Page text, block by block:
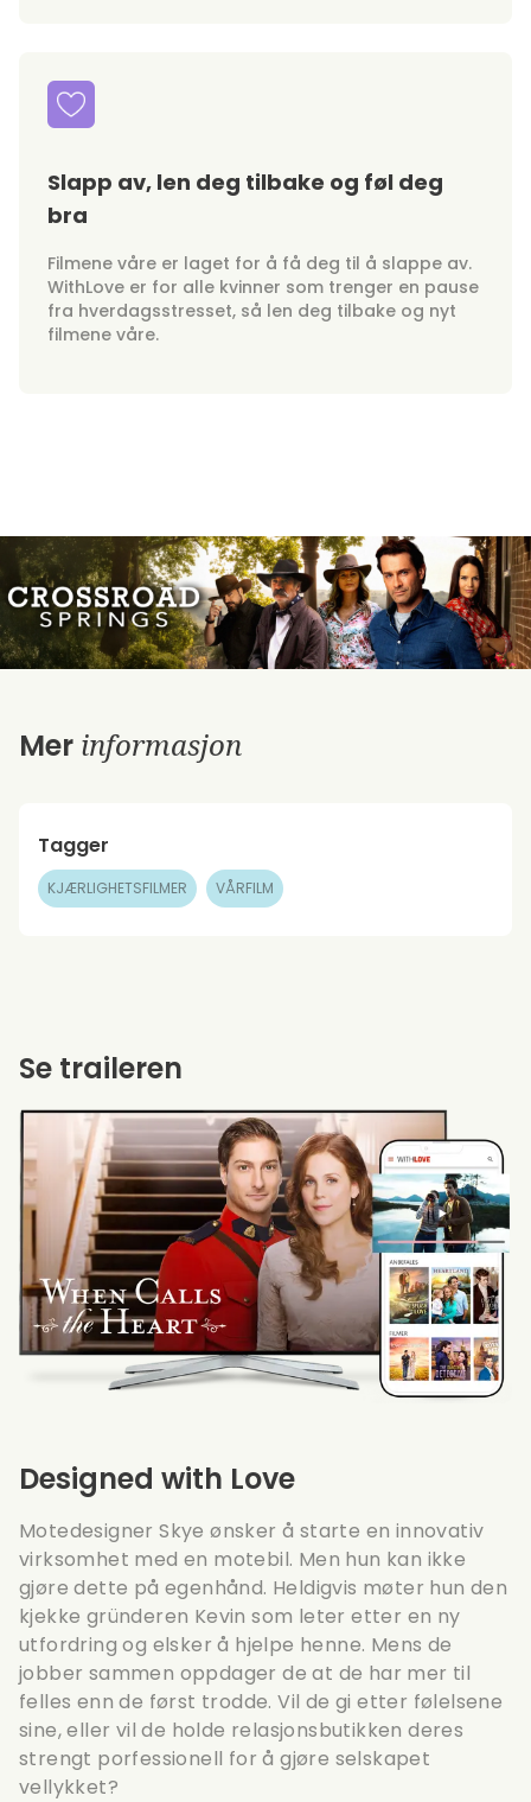
Slapp av, len deg tilbake og føl deg
bra
Filmene våre er laget for å få deg til å slappe av.
WithLove er for alle kvinner som trenger en pause
fra hverdagsstresset, så len deg tilbake og nyt
filmene våre.
Mer informasjon
Tagger
KJÆRLIGHETSFILMER VÅRFILM
Designed with Love
Motedesigner Skye ønsker å starte en innovativ
virksomhet med en motebil. Men hun kan ikke
gjøre dette på egenhånd. Heldigvis møter hun den
kjekke gründeren Kevin som leter etter en ny
utfordring og elsker å hjelpe henne. Mens de
jobber sammen oppdager de at de har mer til
felles enn de først trodde. Vil de gi etter følelsene
sine, eller vil de holde relasjonsbutikken deres
strengt porfessionell for å gjøre selskapet
vellykket?
Se traileren